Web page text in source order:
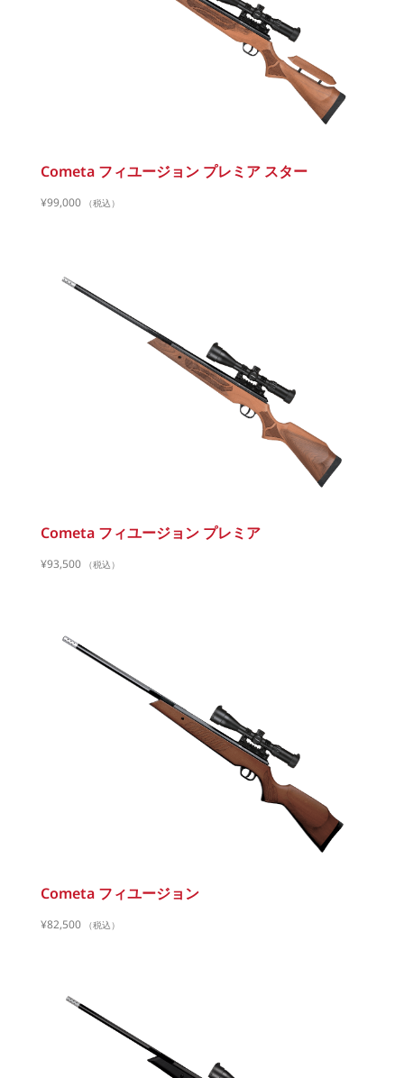
Cometa フィユージョン プレミア スター
¥99,000 （税込）
Cometa フィユージョン プレミア
¥93,500 （税込）
Cometa フィユージョン
¥82,500 （税込）